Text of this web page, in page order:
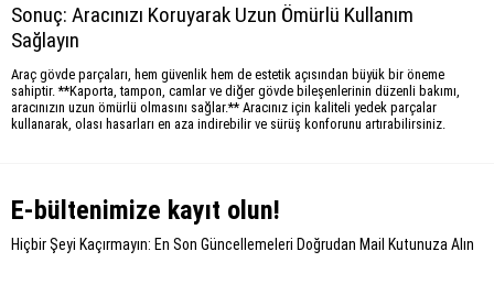
Sonuç: Aracınızı Koruyarak Uzun Ömürlü Kullanım
Sağlayın
Araç gövde parçaları, hem güvenlik hem de estetik açısından büyük bir öneme
sahiptir. **Kaporta, tampon, camlar ve diğer gövde bileşenlerinin düzenli bakımı,
aracınızın uzun ömürlü olmasını sağlar.** Aracınız için kaliteli yedek parçalar
kullanarak, olası hasarları en aza indirebilir ve sürüş konforunu artırabilirsiniz.
E-bültenimize kayıt olun!
Hiçbir Şeyi Kaçırmayın: En Son Güncellemeleri Doğrudan Mail Kutunuza Alın